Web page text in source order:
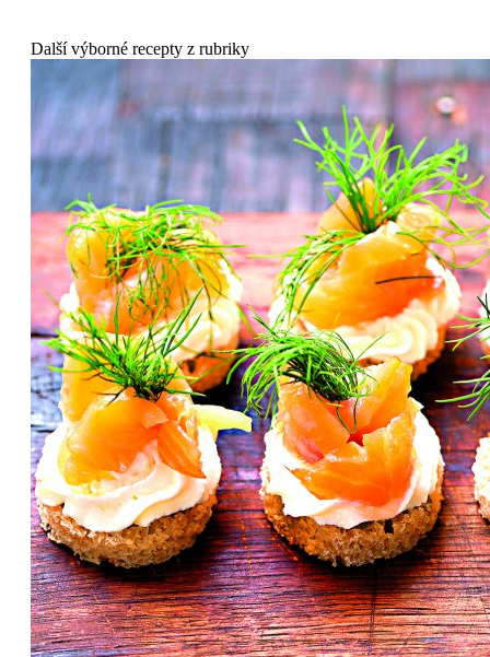
Další výborné recepty z rubriky